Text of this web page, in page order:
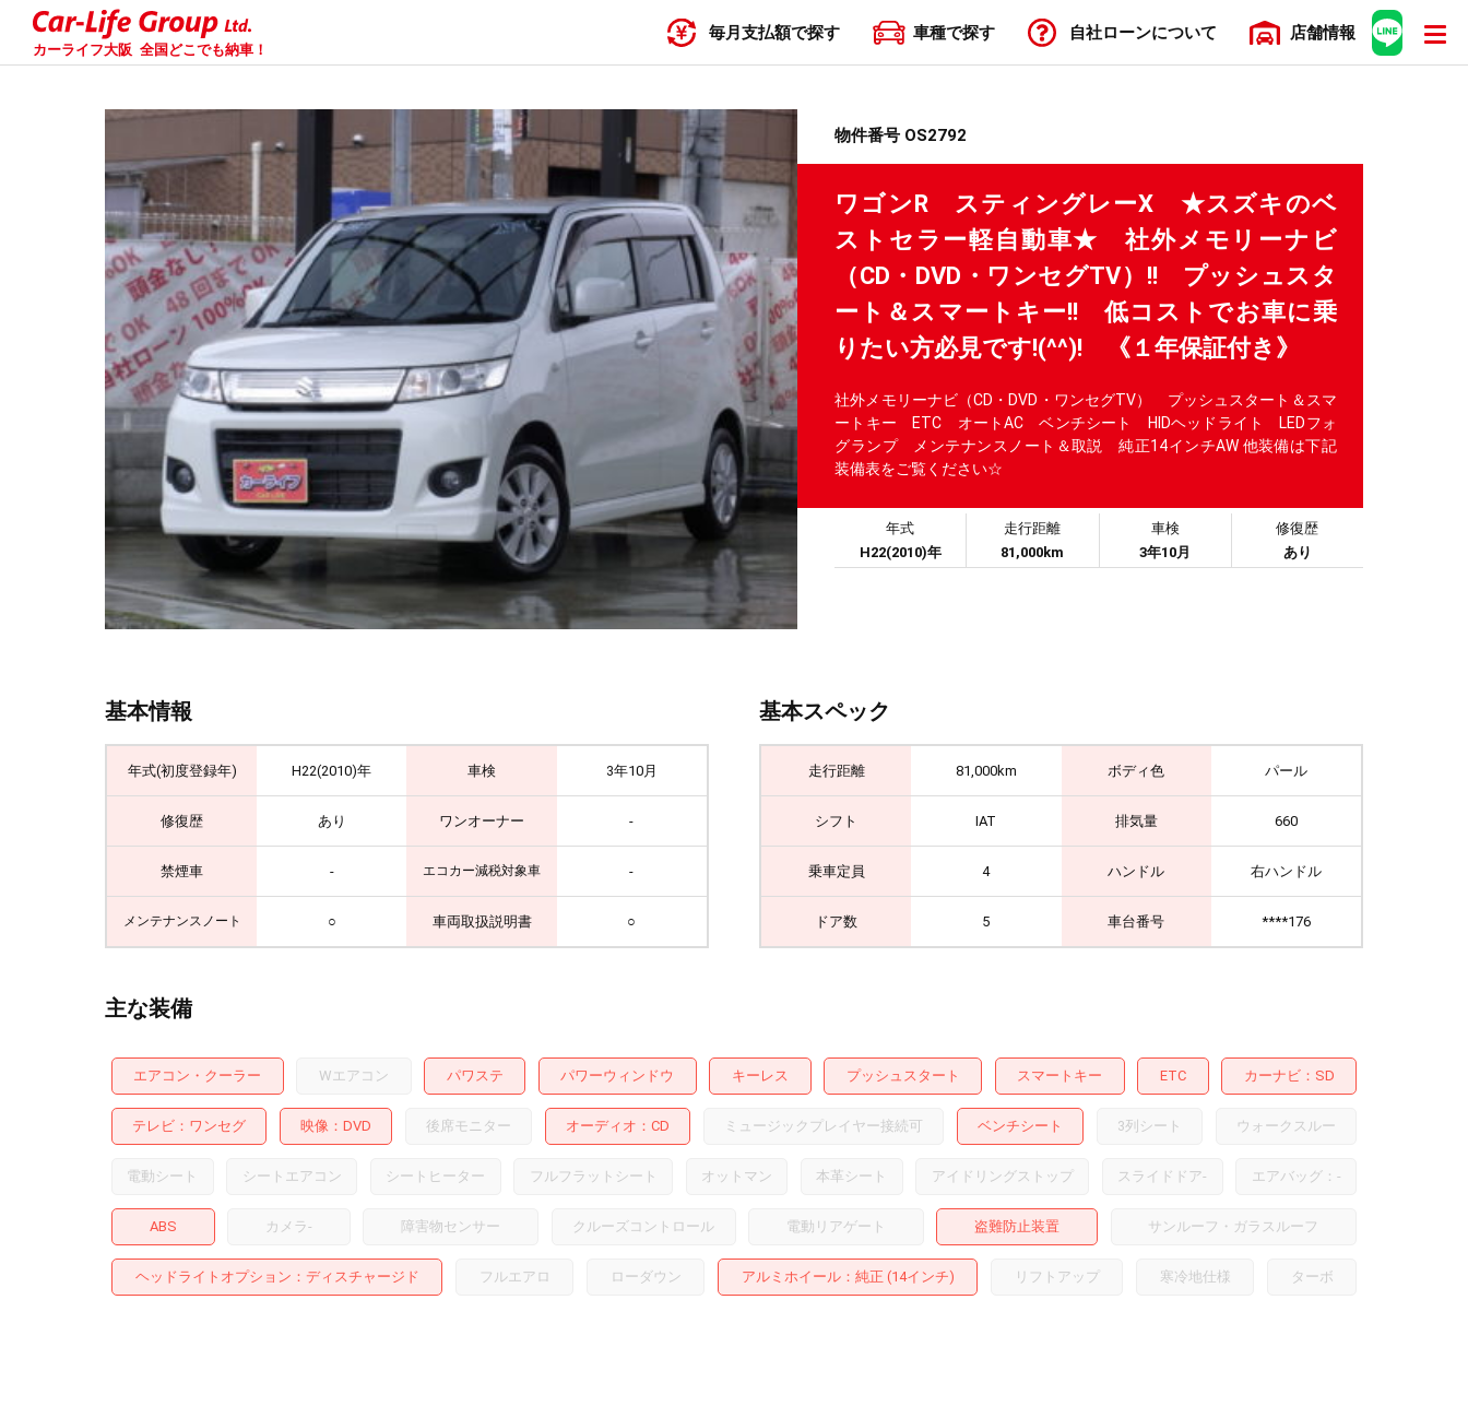
カーライフ大阪 全国どこでも納車！
毎月支払額で探す 車種で探す 自社ローンについて 店舗情報
物件番号 OS2792
ワゴンR スティングレーX ★スズキのベ
ストセラー軽自動車★ 社外メモリーナビ
（CD・DVD・ワンセグTV）!! プッシュスタ
ート＆スマートキー!! 低コストでお車に乗
りたい方必見です!(^^)! 《１年保証付き》
社外メモリーナビ（CD・DVD・ワンセグTV） プッシュスタート＆スマ
ートキー ETC オートAC ベンチシート HIDヘッドライト LEDフォ
グランプ メンテナンスノート＆取説 純正14インチAW 他装備は下記
装備表をご覧ください☆
年式
H22(2010)年
走行距離
81,000km
車検
3年10月
修復歴
あり
基本情報
年式(初度登録年) H22(2010)年 車検 3年10月
修復歴 あり ワンオーナー -
禁煙車 - エコカー減税対象車 -
メンテナンスノート ○ 車両取扱説明書 ○
基本スペック
走行距離 81,000km ボディ色 パール
シフト IAT 排気量 660
乗車定員 4 ハンドル 右ハンドル
ドア数 5 車台番号 ****176
主な装備
エアコン・クーラー Wエアコン パワステ パワーウィンドウ キーレス プッシュスタート スマートキー ETC カーナビ SD
テレビ ワンセグ 映像 DVD 後席モニター オーディオ CD ミュージックプレイヤー接続可 ベンチシート 3列シート ウォークスルー
電動シート シートエアコン シートヒーター フルフラットシート オットマン 本革シート アイドリングストップ スライドドア- エアバッグ： -
ABS カメラ- 障害物センサー クルーズコントロール 電動リアゲート 盗難防止装置 サンルーフ・ガラスルーフ
ヘッドライトオプション ディスチャージド フルエアロ ローダウン アルミホイール：純正 (14インチ) リフトアップ 寒冷地仕様 ターボ